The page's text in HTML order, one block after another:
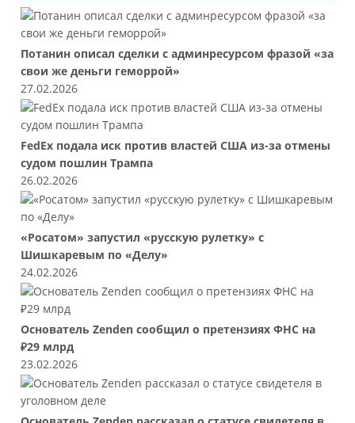
Потанин описал сделки с админресурсом фразой «за
свои же деньги геморрой»
27.02.2026
FedEx подала иск против властей США из-за отмены
судом пошлин Трампа
26.02.2026
«Росатом» запустил «русскую рулетку» с
Шишкаревым по «Делу»
24.02.2026
Основатель Zenden сообщил о претензиях ФНС на
₽29 млрд
23.02.2026